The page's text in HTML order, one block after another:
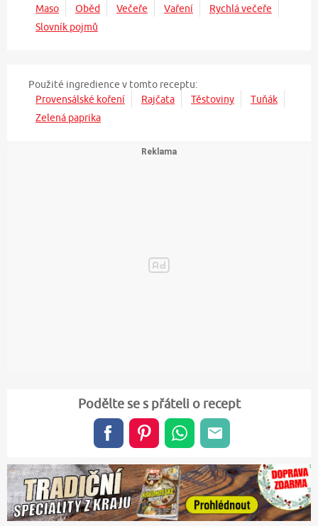
Maso Oběd Večeře Vaření
Rychlá večeře
Slovník pojmů
Použité ingredience v tomto receptu:
Provensálské koření
Rajčata Těstoviny
Tuňák
Zelená paprika
Podělte se s přáteli o recept